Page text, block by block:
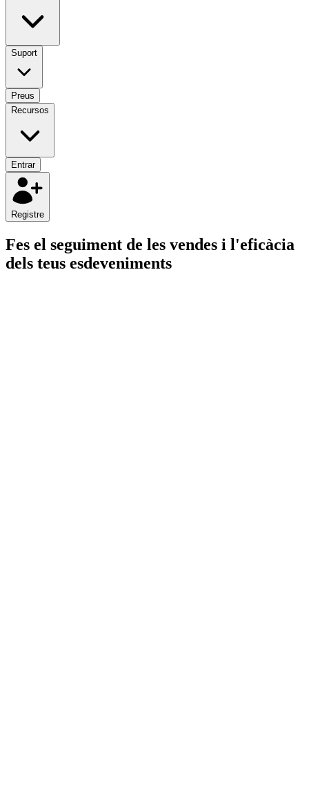
Suport
Preus
Recursos
Entrar
Registre
Fes el seguiment de les vendes i l'eficàcia
dels teus esdeveniments